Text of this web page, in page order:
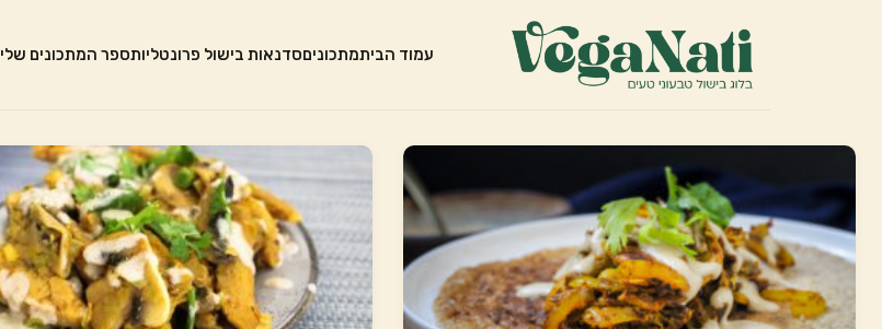
עמוד הביתמתכוניםסדנאות בישול פרונטליותספר המתכונים שלי